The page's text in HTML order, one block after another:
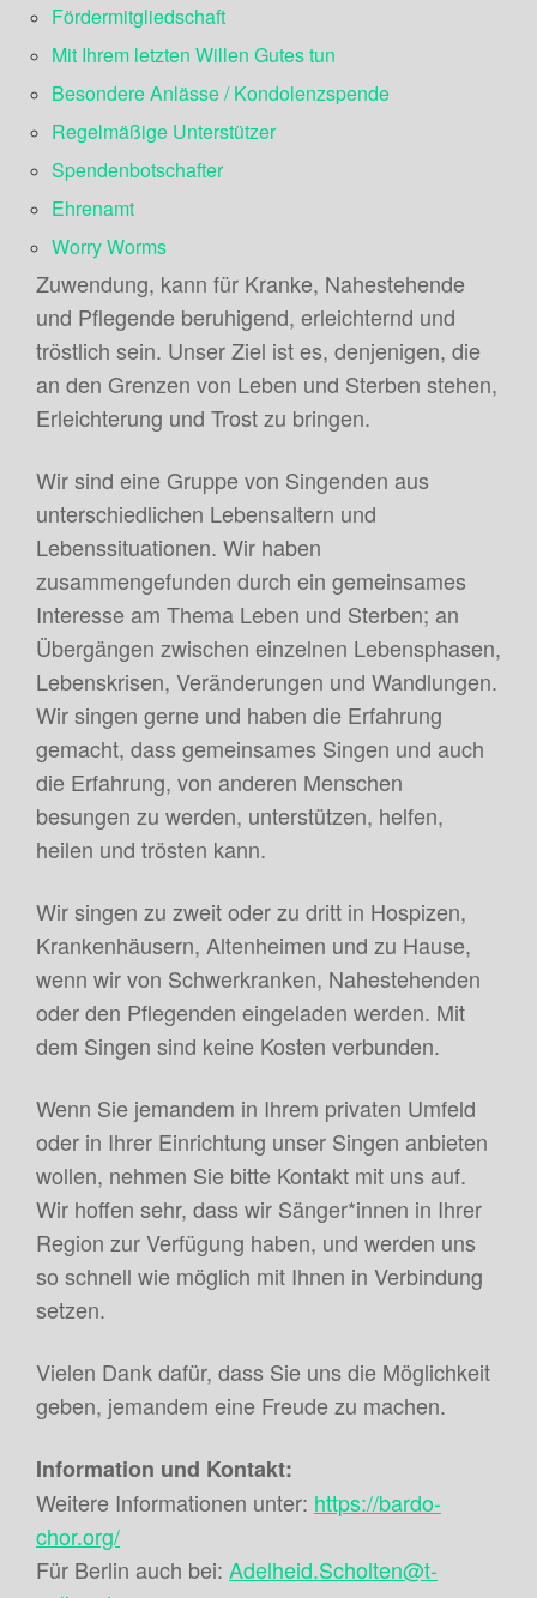
Fördermitgliedschaft
Mit Ihrem letzten Willen Gutes tun
Besondere Anlässe / Kondolenzspende
Regelmäßige Unterstützer
Spendenbotschafter
Ehrenamt
Worry Worms
Zuwendung, kann für Kranke, Nahestehende
und Pflegende beruhigend, erleichternd und
tröstlich sein. Unser Ziel ist es, denjenigen, die
an den Grenzen von Leben und Sterben stehen,
Erleichterung und Trost zu bringen.
Wir sind eine Gruppe von Singenden aus
unterschiedlichen Lebensaltern und
Lebenssituationen. Wir haben
zusammengefunden durch ein gemeinsames
Interesse am Thema Leben und Sterben; an
Übergängen zwischen einzelnen Lebensphasen,
Lebenskrisen, Veränderungen und Wandlungen.
Wir singen gerne und haben die Erfahrung
gemacht, dass gemeinsames Singen und auch
die Erfahrung, von anderen Menschen
besungen zu werden, unterstützen, helfen,
heilen und trösten kann.
Wir singen zu zweit oder zu dritt in Hospizen,
Krankenhäusern, Altenheimen und zu Hause,
wenn wir von Schwerkranken, Nahestehenden
oder den Pflegenden eingeladen werden. Mit
dem Singen sind keine Kosten verbunden.
Wenn Sie jemandem in Ihrem privaten Umfeld
oder in Ihrer Einrichtung unser Singen anbieten
wollen, nehmen Sie bitte Kontakt mit uns auf.
Wir hoffen sehr, dass wir Sänger*innen in Ihrer
Region zur Verfügung haben, und werden uns
so schnell wie möglich mit Ihnen in Verbindung
setzen.
Vielen Dank dafür, dass Sie uns die Möglichkeit
geben, jemandem eine Freude zu machen.
Information und Kontakt:
Weitere Informationen unter: https://bardo-
chor.org/
Für Berlin auch bei: Adelheid.Scholten@t-